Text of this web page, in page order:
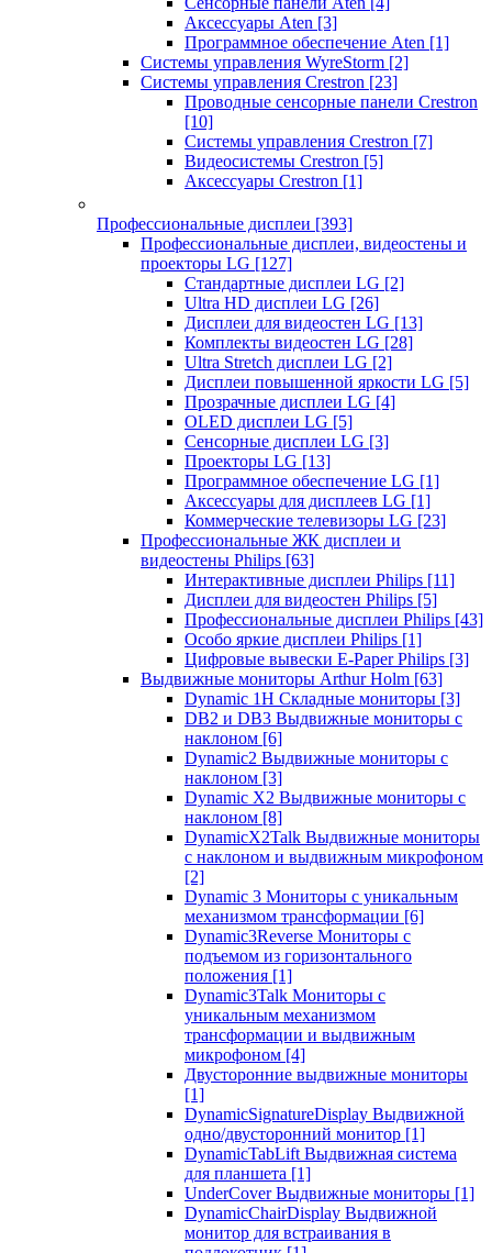
Аксессуары Aten [3]
Программное обеспечение Aten [1]
Системы управления WyreStorm [2]
Системы управления Crestron [23]
Проводные сенсорные панели Crestron
[10]
Системы управления Crestron [7]
Видеосистемы Crestron [5]
Аксессуары Crestron [1]
Профессиональные дисплеи [393]
Профессиональные дисплеи, видеостены и
проекторы LG [127]
Стандартные дисплеи LG [2]
Ultra HD дисплеи LG [26]
Дисплеи для видеостен LG [13]
Комплекты видеостен LG [28]
Ultra Stretch дисплеи LG [2]
Дисплеи повышенной яркости LG [5]
Прозрачные дисплеи LG [4]
OLED дисплеи LG [5]
Сенсорные дисплеи LG [3]
Проекторы LG [13]
Программное обеспечение LG [1]
Аксессуары для дисплеев LG [1]
Коммерческие телевизоры LG [23]
Профессиональные ЖК дисплеи и
видеостены Philips [63]
Интерактивные дисплеи Philips [11]
Дисплеи для видеостен Philips [5]
Профессиональные дисплеи Philips [43]
Особо яркие дисплеи Philips [1]
Цифровые вывески E-Paper Philips [3]
Выдвижные мониторы Arthur Holm [63]
Dynamic 1Н Складные мониторы [3]
DB2 и DB3 Выдвижные мониторы с
наклоном [6]
Dynamic2 Выдвижные мониторы с
наклоном [3]
Dynamic X2 Выдвижные мониторы с
наклоном [8]
DynamicX2Talk Выдвижные мониторы
с наклоном и выдвижным микрофоном
[2]
Dynamic 3 Мониторы с уникальным
механизмом трансформации [6]
Dynamic3Reverse Мониторы с
подъемом из горизонтального
положения [1]
Dynamic3Talk Мониторы с
уникальным механизмом
трансформации и выдвижным
микрофоном [4]
Двусторонние выдвижные мониторы
[1]
DynamicSignatureDisplay Выдвижной
одно/двусторонний монитор [1]
DynamicTabLift Выдвижная система
для планшета [1]
UnderCover Выдвижные мониторы [1]
DynamicChairDisplay Выдвижной
монитор для встраивания в